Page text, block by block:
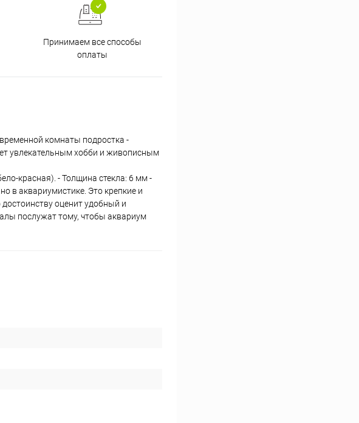
Принимаем все способы
оплаты
комнаты подростка -
увлекательным хобби и живописным
красная). - Толщина стекла: 6 мм -
в аквариумистике. Это крепкие и
оценит удобный и
послужат тому, чтобы аквариум